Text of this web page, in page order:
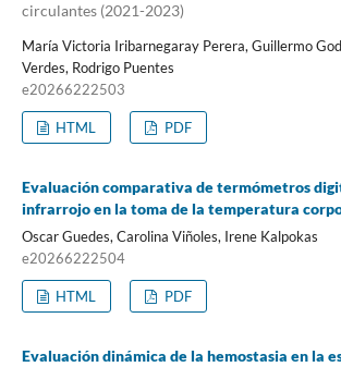
circulantes (2021-2023)
María Victoria Iribarnegaray Perera, Guillermo
Verdes, Rodrigo Puentes
e20266222503
HTML PDF
Evaluación comparativa de termómetros
infrarrojo en la toma de la temperatura
Oscar Guedes, Carolina Viñoles, Irene Kalpokas
e20266222504
HTML PDF
Evaluación dinámica de la hemostasia en la